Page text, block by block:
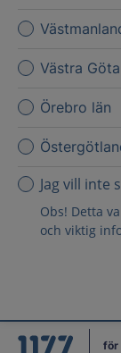
Västra
Örebro län
Jag vill inte
Obs! Detta
och viktig
för